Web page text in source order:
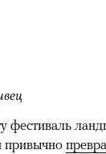
фестиваль
привычно